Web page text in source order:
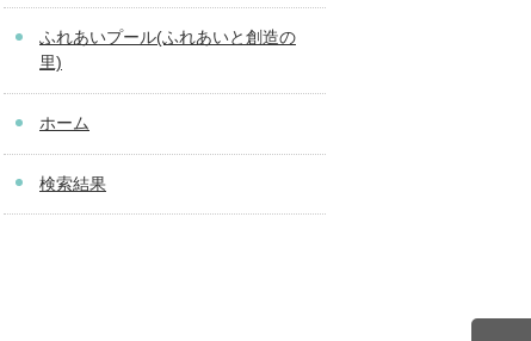
ふれあいプール(ふれあいと創造の
里)
ホーム
検索結果